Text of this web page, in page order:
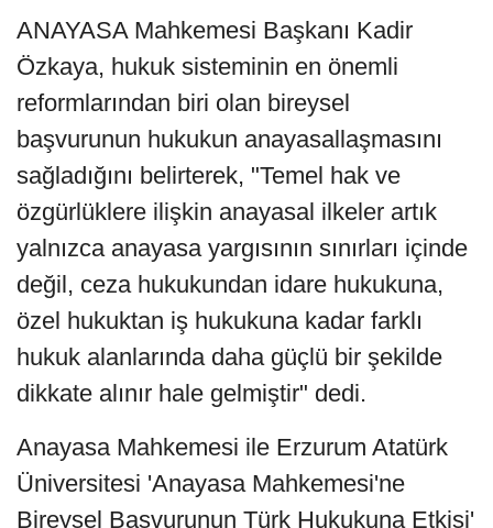
ANAYASA Mahkemesi Başkanı Kadir
Özkaya, hukuk sisteminin en önemli
reformlarından biri olan bireysel
başvurunun hukukun anayasallaşmasını
sağladığını belirterek, "Temel hak ve
özgürlüklere ilişkin anayasal ilkeler artık
yalnızca anayasa yargısının sınırları içinde
değil, ceza hukukundan idare hukukuna,
özel hukuktan iş hukukuna kadar farklı
hukuk alanlarında daha güçlü bir şekilde
dikkate alınır hale gelmiştir" dedi.
Anayasa Mahkemesi ile Erzurum Atatürk
Üniversitesi 'Anayasa Mahkemesi'ne
Bireysel Başvurunun Türk Hukukuna Etkisi'